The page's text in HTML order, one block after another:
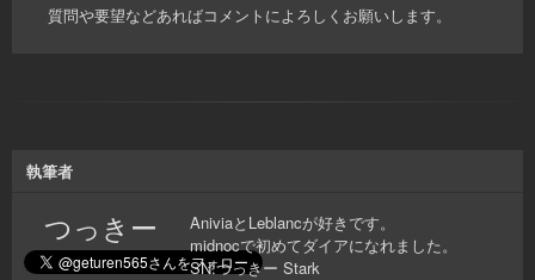
質問や要望などあればコメントによろしくお願いします。
執筆者
つっきー
AniviaとLeblancが好きです。
midnocで初めてダイアになれました。
SN:つっきー Stark